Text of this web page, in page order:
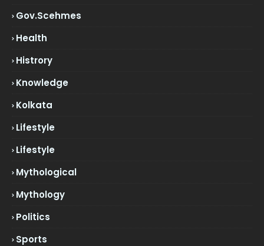
Gov.scehmes
Health
Histrory
Knowledge
Kolkata
Lifestyle
Lifestyle
Mythological
Mythology
Politics
Sports